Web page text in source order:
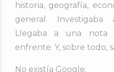
historia, geografía,
general.
Llegaba a una nota
enfrente. Y, sobre todo,
No existía Google.